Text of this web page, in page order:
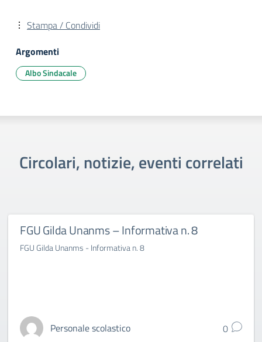
Stampa / Condividi
Argomenti
Albo Sindacale
Circolari, notizie, eventi correlati
FGU Gilda Unanms – Informativa n. 8
FGU Gilda Unanms - Informativa n. 8
Personale scolastico 0